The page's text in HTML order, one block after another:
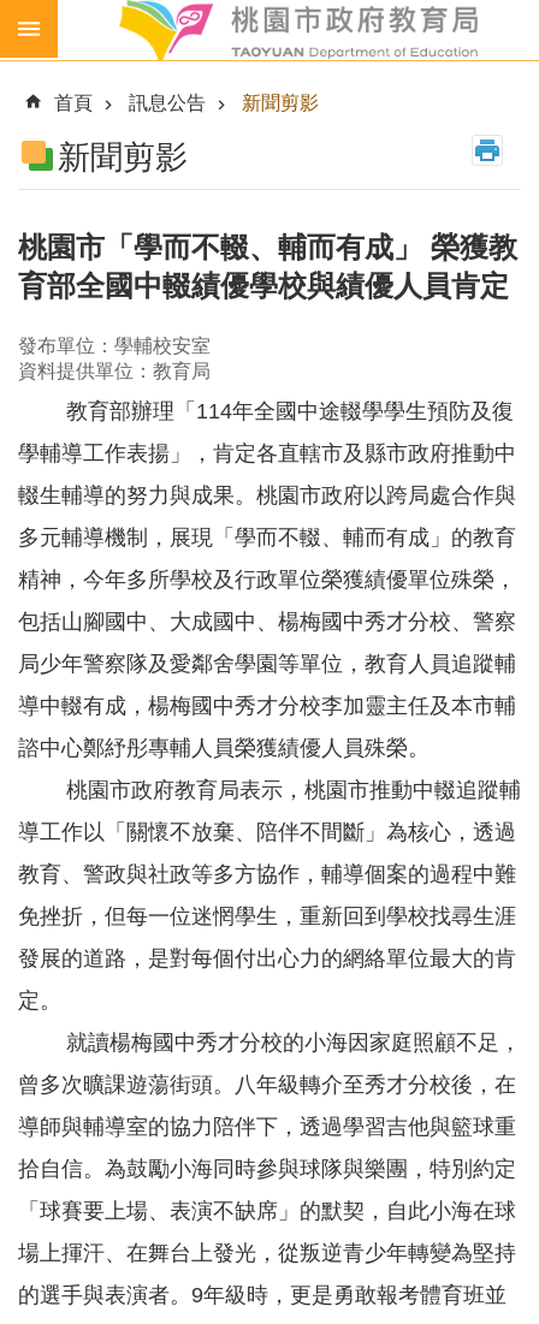
跳到主要內容區塊
生
鮮
乳
費
營
養
餐
各
校
幼
兒
所
學
習
資
源
尋
組
織
介
訊
息
公
務
資
訊
首頁 訊息公告 新聞剪影
新聞剪影
桃園市「學而不輟、輔而有成」 榮獲教
育部全國中輟績優學校與績優人員肯定
發布單位：學輔校安室
資料提供單位：教育局
教育部辦理「114年全國中途輟學學生預防及復
學輔導工作表揚」，肯定各直轄市及縣市政府推動中
輟生輔導的努力與成果。桃園市政府以跨局處合作與
多元輔導機制，展現「學而不輟、輔而有成」的教育
精神，今年多所學校及行政單位榮獲績優單位殊榮，
包括山腳國中、大成國中、楊梅國中秀才分校、警察
局少年警察隊及愛鄰舍學園等單位，教育人員追蹤輔
導中輟有成，楊梅國中秀才分校李加靈主任及本市輔
諮中心鄭紓彤專輔人員榮獲績優人員殊榮。
桃園市政府教育局表示，桃園市推動中輟追蹤輔
導工作以「關懷不放棄、陪伴不間斷」為核心，透過
教育、警政與社政等多方協作，輔導個案的過程中難
免挫折，但每一位迷惘學生，重新回到學校找尋生涯
發展的道路，是對每個付出心力的網絡單位最大的肯
定。
就讀楊梅國中秀才分校的小海因家庭照顧不足，
曾多次曠課遊蕩街頭。八年級轉介至秀才分校後，在
導師與輔導室的協力陪伴下，透過學習吉他與籃球重
拾自信。為鼓勵小海同時參與球隊與樂團，特別約定
「球賽要上場、表演不缺席」的默契，自此小海在球
場上揮汗、在舞台上發光，從叛逆青少年轉變為堅持
的選手與表演者。9年級時，更是勇敢報考體育班並